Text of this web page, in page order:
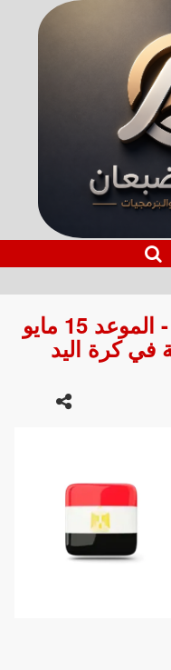
مباراة مصر ضد ايسلندا - الموعد 15 مايو